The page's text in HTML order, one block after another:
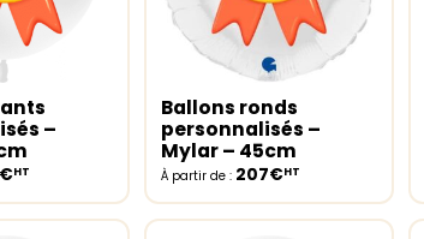
–
HT
Select options
Ballons ronds
personnalisés –
Mylar – 45cm
À partir de : 207€HT